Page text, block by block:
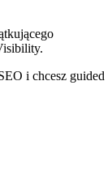
i chcesz guided